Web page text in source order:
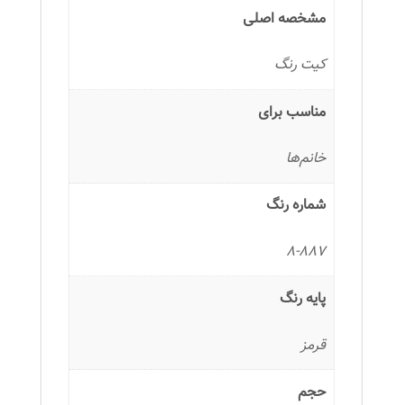
بلوند
روشن
عدد
مشخصه اصلی
کیت رنگ
مناسب برای
خانم‌ها
شماره رنگ
8-887
پایه رنگ
قرمز
حجم